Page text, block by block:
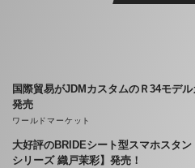
国際貿易がJDMカスタムのＲ34モデ
発売
ワールドマーケット
大好評のBRIDEシート型スマホスタ
シリーズ 織戸茉彩】発売！